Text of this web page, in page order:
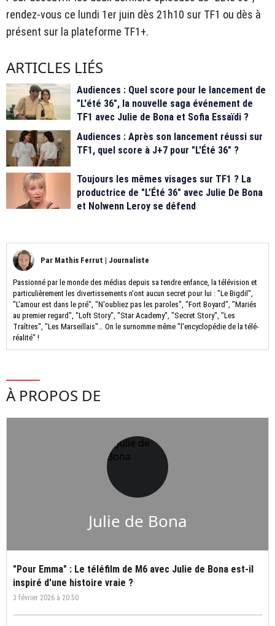
rendez-vous ce lundi 1er juin dès 21h10 sur TF1 ou dès à
présent sur la plateforme TF1+.
ARTICLES LIÉS
Audiences : Quel score pour le lancement de
"L'été 36", la nouvelle saga événement de
TF1 avec Julie de Bona et Sofia Essaïdi ?
Audiences : Après son lancement réussi sur
TF1, quel score à J+7 pour "L'Été 36" ?
Toujours les mêmes visages sur TF1 ? La
productrice de "L’Été 36" avec Julie De Bona
et Nolwenn Leroy se défend
Par Mathis Ferrut | Journaliste
Passionné par le monde des médias depuis sa tendre enfance, la télévision et
particulièrement les divertissements n'ont aucun secret pour lui : "Le Bigdil",
"L'amour est dans le pré", "N'oubliez pas les paroles", "Fort Boyard", "Mariés
au premier regard", "Loft Story", "Star Academy", "Secret Story", "Les
Traîtres", "Les Marseillais"… On le surnomme même "l'encyclopédie de la télé-
réalité" !
À PROPOS DE
Julie de Bona
"Pour Emma" : Le téléfilm de M6 avec Julie de Bona est-il
inspiré d'une histoire vraie ?
3 février 2026 à 20:50